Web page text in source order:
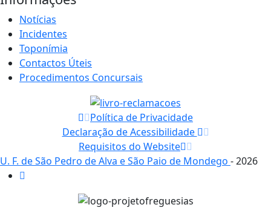
Notícias
Incidentes
Toponímia
Contactos Úteis
Procedimentos Concursais
Política de Privacidade
Declaração de Acessibilidade
Requisitos do Website
U. F. de São Pedro de Alva e São Paio de Mondego - 2026